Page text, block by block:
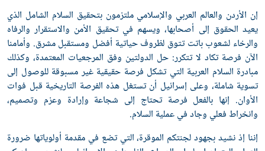
إن الأردن والعالم العربي والإسلامي ملتزمون بتحقيق السلام الشامل الذي
يعيد الحقوق إلى أصحابها، ويسهم في تحقيق الأمن والاستقرار والرفاه
والرخاء لشعوب باتت تتوق لظروف حياتية أفضل ومستقبل مشرق. وأمامنا
الآن فرصة تكاد لا تتكرر: حل الدولتين وفق المرجعيات المعتمدة، وكذلك
مبادرة السلام العربية التي تشكل فرصة حقيقية غير مسبوقة للوصول إلى
تسوية شاملة، وعلى إسرائيل أن تستغل هذه الفرصة التاريخية قبل فوات
الأوان. إنها بالفعل فرصة تحتاج إلى شجاعة وإرادة وعزم وتصميم،
وانخراط فعلي وجاد في عملية السلام.
إننا إذ نشيد بجهود لجنتكم الموقرة، التي تضع في مقدمة أولوياتها ضرورة